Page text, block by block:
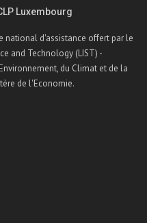
Luxembourg
national d'assistance offert par le
and Technology (LIST) -
du Climat et de la
de l'Economie.